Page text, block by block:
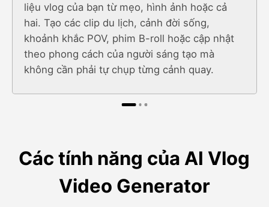
liệu vlog của bạn từ mẹo, hình ảnh hoặc cả
hai. Tạo các clip du lịch, cảnh đời sống,
khoảnh khắc POV, phim B-roll hoặc cập nhật
theo phong cách của người sáng tạo mà
không cần phải tự chụp từng cảnh quay.
Các tính năng của AI Vlog
Video Generator